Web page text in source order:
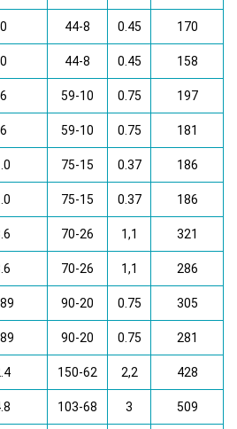
44-8 0.45 170
44-8 0.45 158
59-10 0.75 197
59-10 0.75 181
75-15 0.37 186
75-15 0.37 186
70-26 1,1 321
70-26 1,1 286
90-20 0.75 305
90-20 0.75 281
150-62 2,2 428
103-68 3 509